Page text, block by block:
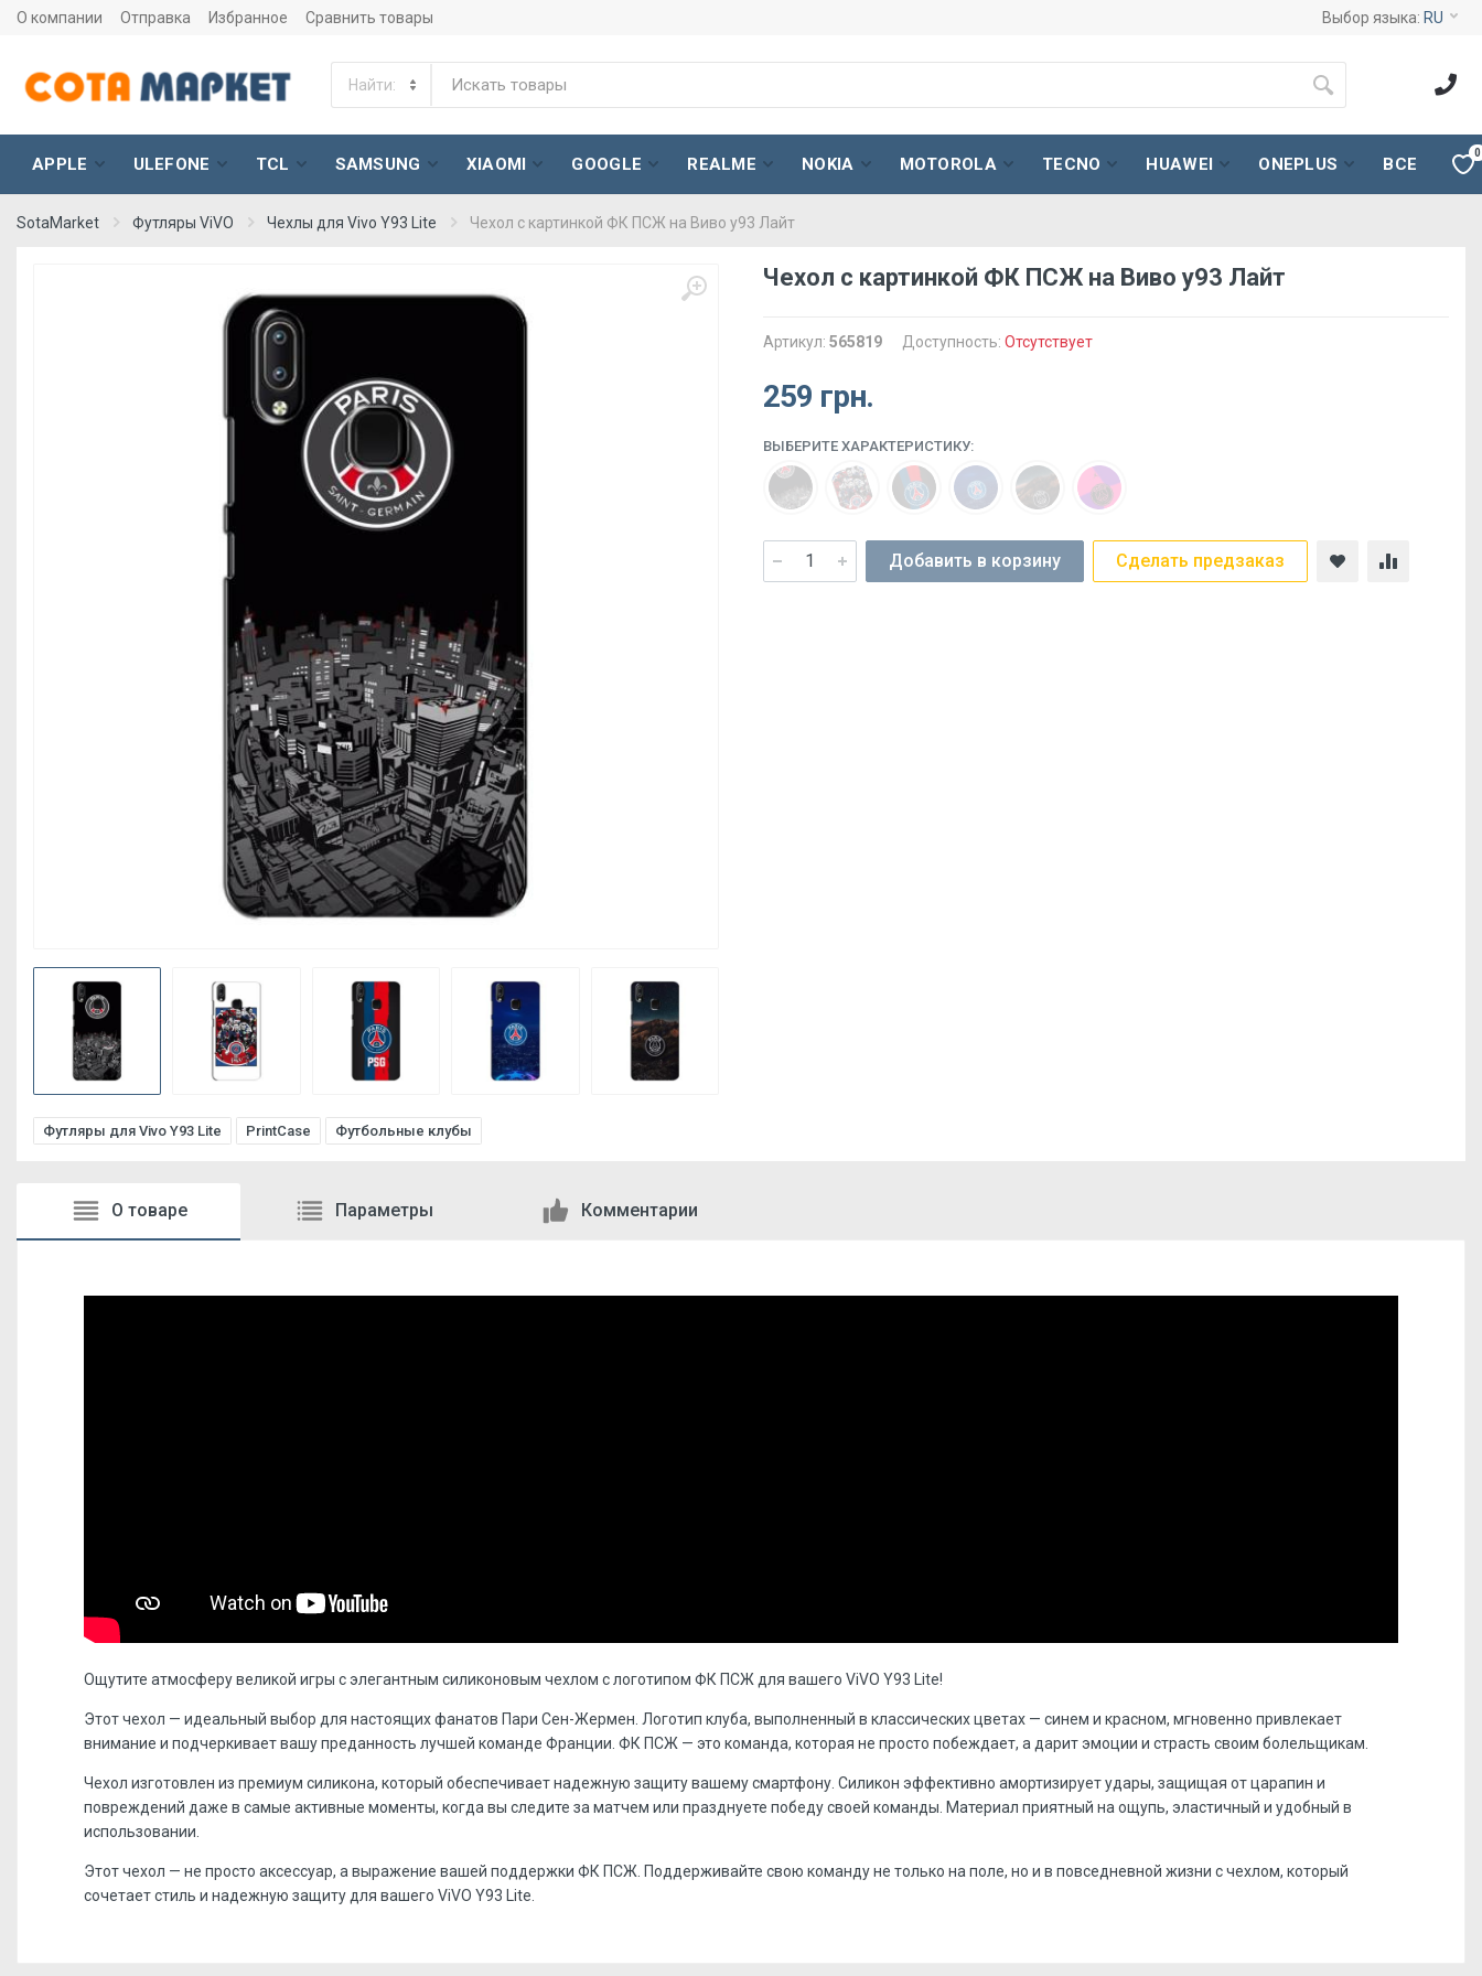
О компании Отправка Избранное Сравнить товары Выбор языка: RU
APPLE ULEFONE TCL SAMSUNG XIAOMI GOOGLE REALME NOKIA MOTOROLA TECNO HUAWEI ONEPLUS ВСЕ
0
SotaMarket Футляры ViVO Чехлы для Vivo Y93 Lite Чехол с картинкой ФК ПСЖ на Виво у93 Лайт
Чехол с картинкой ФК ПСЖ на Виво у93 Лайт
Артикул: 565819 Доступность: Отсутствует
259 грн.
ВЫБЕРИТЕ ХАРАКТЕРИСТИКУ:
Добавить в корзину Сделать предзаказ
Футляры для Vivo Y93 Lite PrintCase Футбольные клубы
О товаре Параметры Комментарии
Ощутите атмосферу великой игры с элегантным силиконовым чехлом с логотипом ФК ПСЖ для вашего ViVO Y93 Lite!
Этот чехол — идеальный выбор для настоящих фанатов Пари Сен-Жермен. Логотип клуба, выполненный в классических цветах — синем и красном, мгновенно привлекает
внимание и подчеркивает вашу преданность лучшей команде Франции. ФК ПСЖ — это команда, которая не просто побеждает, а дарит эмоции и страсть своим болельщикам.
Чехол изготовлен из премиум силикона, который обеспечивает надежную защиту вашему смартфону. Силикон эффективно амортизирует удары, защищая от царапин и
повреждений даже в самые активные моменты, когда вы следите за матчем или празднуете победу своей команды. Материал приятный на ощупь, эластичный и удобный в
использовании.
Этот чехол — не просто аксессуар, а выражение вашей поддержки ФК ПСЖ. Поддерживайте свою команду не только на поле, но и в повседневной жизни с чехлом, который
сочетает стиль и надежную защиту для вашего ViVO Y93 Lite.